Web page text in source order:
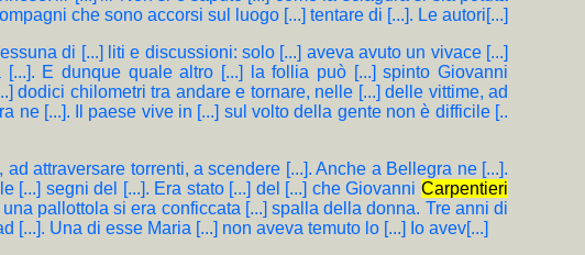
che sono accorsi sul luogo [...] tentare di [...]. Le autori[...]
di [...] liti e discussioni: solo [...] aveva avuto un vivace [...]
E dunque quale altro [...] la follia può [...] spinto Giovanni
dodici chilometri tra andare e tornare, nelle [...] delle vittime, ad
ne [...]. Il paese vive in [...] sul volto della gente non è difficile [..
attraversare torrenti, a scendere [...]. Anche a Bellegra ne [...].
[...] segni del [...]. Era stato [...] del [...] che Giovanni Carpentieri
pallottola si era conficcata [...] spalla della donna. Tre anni di
Una di esse Maria [...] non aveva temuto lo [...] Io avev[...]